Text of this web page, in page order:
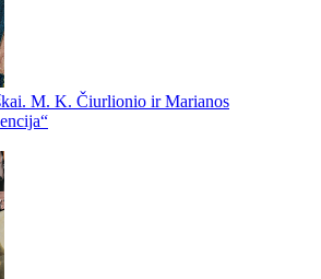
M. K. Čiurlionio ir Marianos